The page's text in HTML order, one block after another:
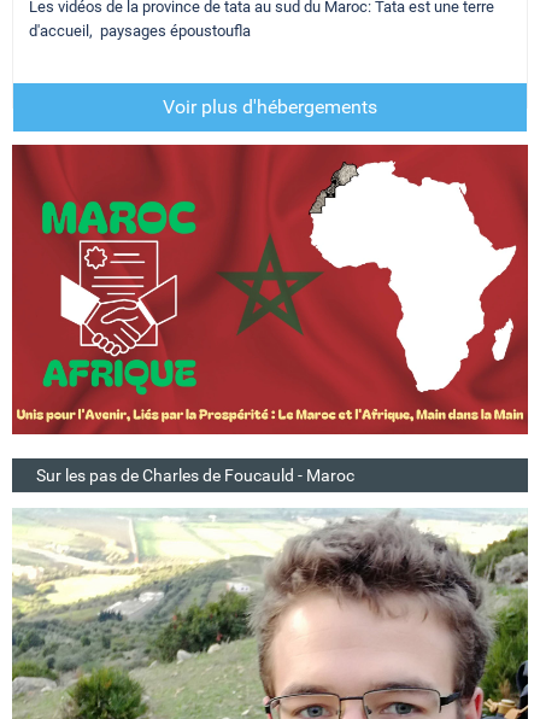
Les vidéos de la province de tata au sud du Maroc: Tata est une terre
d'accueil, paysages époustoufla
Voir plus d'hébergements
Sur les pas de Charles de Foucauld - Maroc